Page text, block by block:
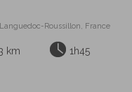
Roussillon, France
km 1h45